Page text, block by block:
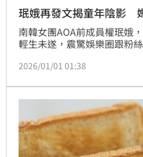
珉娥再發文揭童年陰影
南韓女團AOA前成員權珉娥
輕生未遂，震驚娛樂圈跟粉
重的方式，回顧從原生家庭
起伏劇烈，也讓不少粉絲擔
2026/01/01 01:38